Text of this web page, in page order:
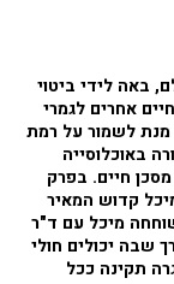
באה לידי ביטוי
אחרים לגמרי
מנת לשמור על רמת
באוכלוסייה
חיים. בפרק
קדוש המאיר
מיכל עם ד"ר
שבה יכולים חולי
תקינה ככל